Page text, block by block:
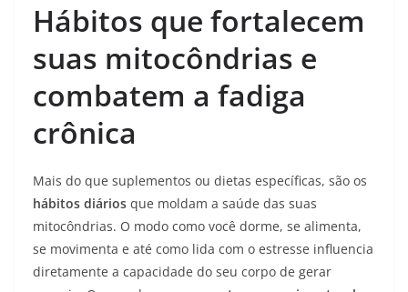
Hábitos que fortalecem
suas mitocôndrias e
combatem a fadiga
crônica
Mais do que suplementos ou dietas específicas, são os
hábitos diários que moldam a saúde das suas
mitocôndrias. O modo como você dorme, se alimenta,
se movimenta e até como lida com o estresse influencia
diretamente a capacidade do seu corpo de gerar